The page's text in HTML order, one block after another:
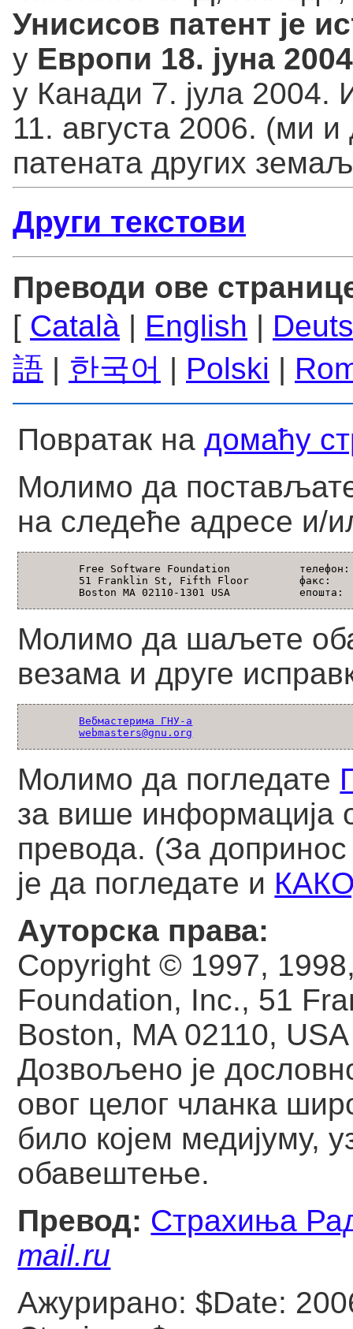
Унисисов патент је
у Европи 18. јуна
у Канади 7. јула
11. августа 2006. (ми
патената других
Други текстови
Преводи ове
[ Català | English |
語 | 한국어 | Polski |
Повратак надомаћу
Молимо да
на следеће адресе и/
Free Software Foundation
51 Franklin St, Fifth Floor        факс:
Boston MA 02110-1301 USA
Молимо да шаљете
везама и друге
Вебмастерима ГНУ-а
webmasters@gnu.org
Молимо да погледате
за више информација
превода. (За
је да погледате и
Ауторска права:
Copyright © 1997,
Foundation, Inc., 51
Boston, MA 02110, USA
Дозвољено је
овог целог чланка
било којем медијуму,
обавештење.
Превод: Страхиња
mail.ru
Ажурирано:$Date: